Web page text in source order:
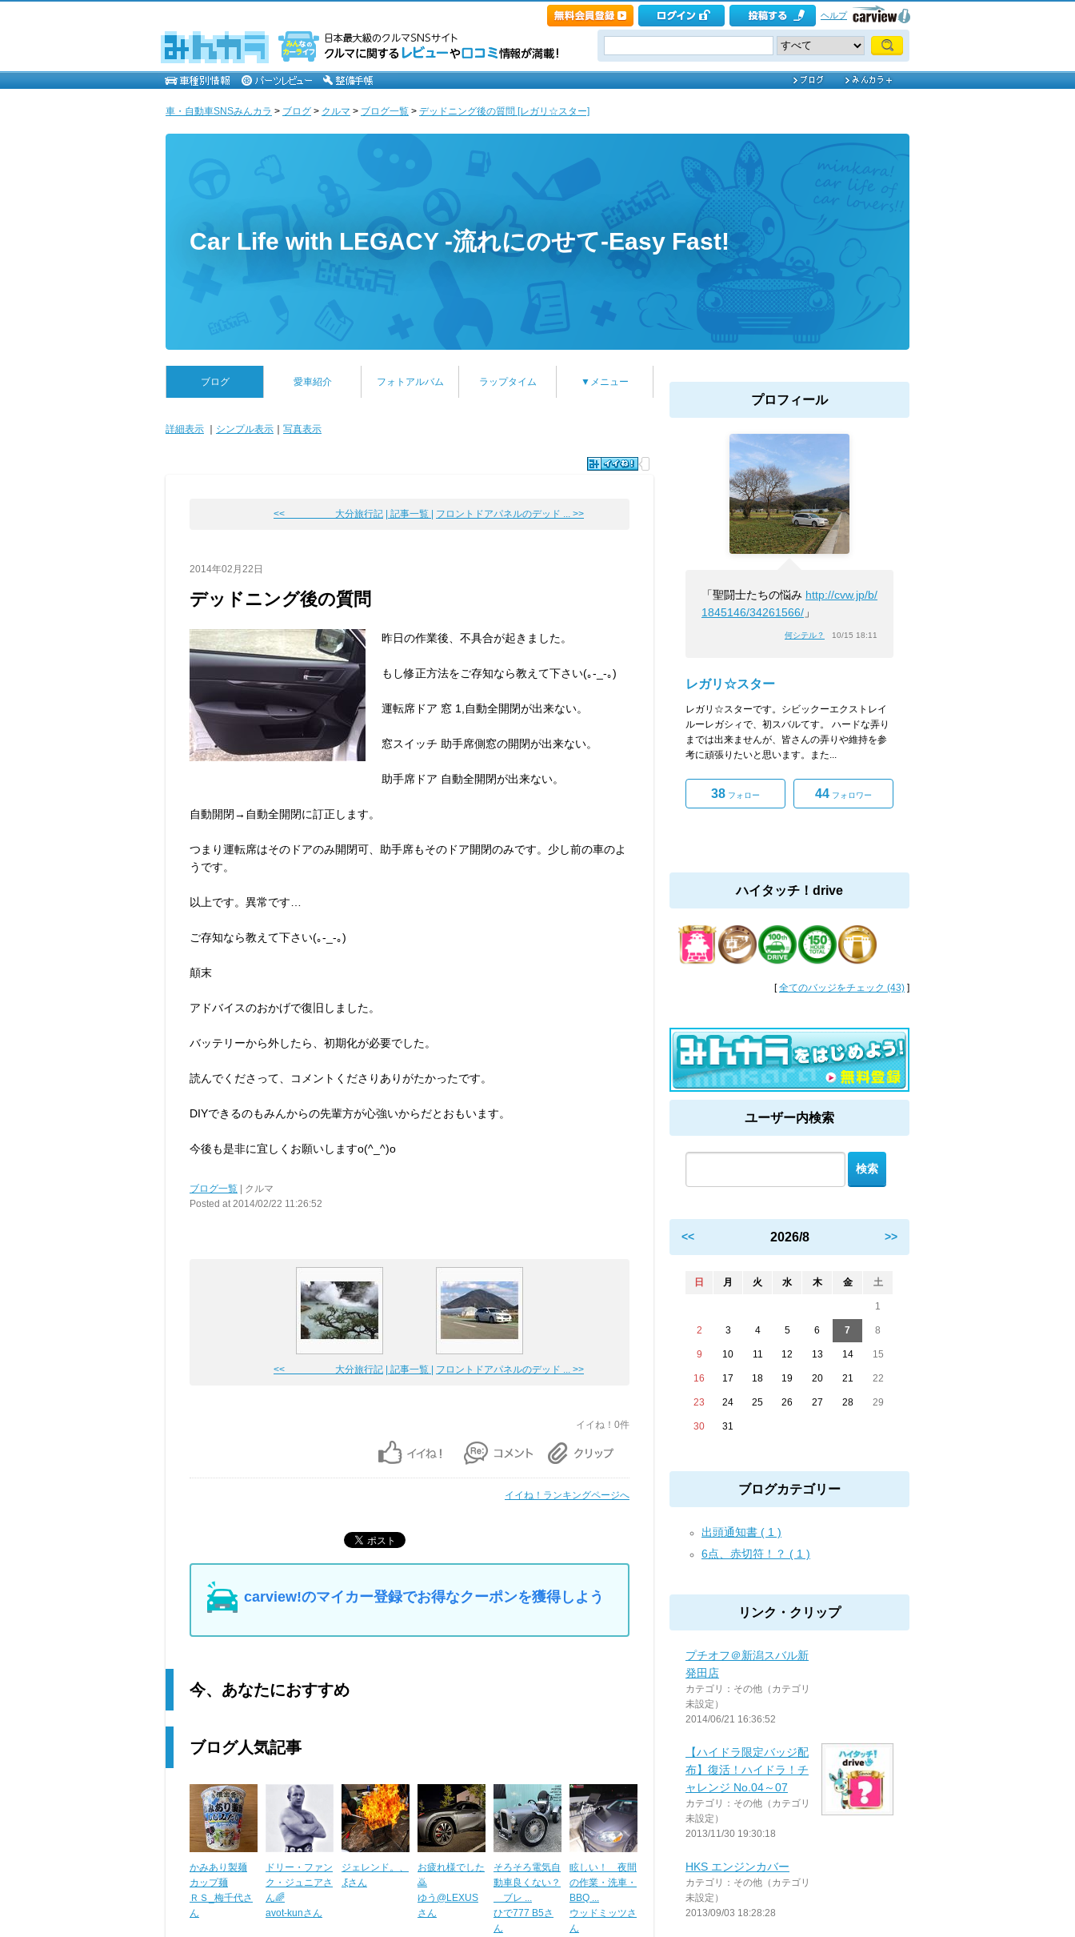
ヘルプ
車・自動車SNSみんカラ > ブログ > クルマ > ブログ一覧 > デッドニング後の質問 [レガリ☆スター]
Car Life with LEGACY -流れにのせて-Easy Fast!
ブログ 愛車紹介 フォトアルバム ラップタイム ▼メニュー
詳細表示 シンプル表示 写真表示
<< 大分旅行記 | 記事一覧 | フロントドアパネルのデッド ... >>
2014年02月22日
デッドニング後の質問
昨日の作業後、不具合が起きました。
もし修正方法をご存知なら教えて下さい(｡-_-｡)
運転席ドア 窓 1,自動全開閉が出来ない。
窓スイッチ 助手席側窓の開閉が出来ない。
助手席ドア 自動全開閉が出来ない。
自動開閉→自動全開閉に訂正します。
つまり運転席はそのドアのみ開閉可、助手席もそのドア開閉のみです。少し前の車のよ
うです。
以上です。異常です…
ご存知なら教えて下さい(｡-_-｡)
顛末
アドバイスのおかげで復旧しました。
バッテリーから外したら、初期化が必要でした。
読んでくださって、コメントくださりありがたかったです。
DIYできるのもみんからの先輩方が心強いからだとおもいます。
今後も是非に宜しくお願いしますo(^_^)o
ブログ一覧 | クルマ
Posted at 2014/02/22 11:26:52
<< 大分旅行記 | 記事一覧 | フロントドアパネルのデッド ... >>
イイね！0件
イイね！ランキングページへ
carview!のマイカー登録でお得なクーポンを獲得しよう
今、あなたにおすすめ
ブログ人気記事
かみあり製麺
カップ麺
ＲＳ_梅千代さ
ん
ドリー・ファン
ク・ジュニアさ
ん🌈
avot-kunさん
ジェレンド。、
.ξさん
お疲れ様でした
🙇
ゆう@LEXUS
さん
そろそろ電気自
動車良くない？
ブレ ...
ひで777 B5さ
ん
眩しい！ 夜間
の作業・洗車・
BBQ ...
ウッドミッツさ
ん
プロフィール
「聖闘士たちの悩み http://cvw.jp/b/
1845146/34261566/ 」
何シテル？ 10/15 18:11
レガリ☆スター
レガリ☆スターです。シビックーエクストレイ
ルーレガシィで、初スバルてす。 ハードな弄り
までは出来ませんが、皆さんの弄りや維持を参
考に頑張りたいと思います。また...
38 フォロー 44 フォロワー
ハイタッチ！drive
[全てのバッジをチェック (43) ]
ユーザー内検索
<< 2026/8 >>
日 月 火 水 木 金 土
1
2 3 4 5 6 7 8
9 10 11 12 13 14 15
16 17 18 19 20 21 22
23 24 25 26 27 28 29
30 31
ブログカテゴリー
出頭通知書 ( 1 )
6点、赤切符！？ ( 1 )
リンク・クリップ
プチオフ＠新潟スバル新
発田店
カテゴリ：その他（カテゴリ
未設定）
2014/06/21 16:36:52
【ハイドラ限定バッジ配
布】復活！ハイドラ！チ
ャレンジ No.04～07
カテゴリ：その他（カテゴリ
未設定）
2013/11/30 19:30:18
HKS エンジンカバー
カテゴリ：その他（カテゴリ
未設定）
2013/09/03 18:28:28